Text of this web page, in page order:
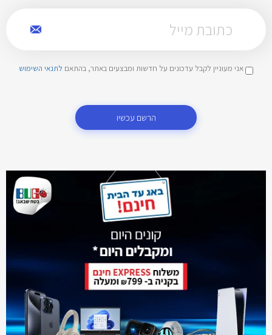
אני מעוניין לקבל עדכונים על חדשות ומבצעים באתר, בהתאם לתנאי השימוש
הרשם עכשיו